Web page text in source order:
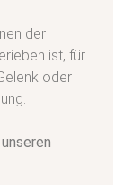
der
ist, für
oder